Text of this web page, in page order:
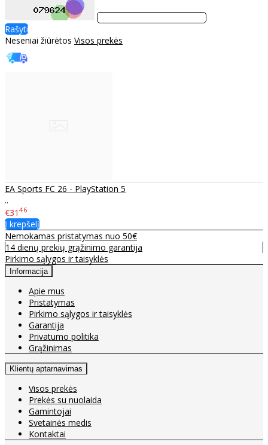
Rašyti
Neseniai žiūrėtos Visos prekės
EA Sports FC 26 - PlayStation 5
..
€31 46
Į krepšelį
Nemokamas pristatymas nuo 50€
14 dienų prekių grąžinimo garantija
Pirkimo sąlygos ir taisyklės
Informacija
Apie mus
Pristatymas
Pirkimo sąlygos ir taisyklės
Garantija
Privatumo politika
Grąžinimas
Klientų aptarnavimas
Visos prekės
Prekės su nuolaida
Gamintojai
Svetainės medis
Kontaktai